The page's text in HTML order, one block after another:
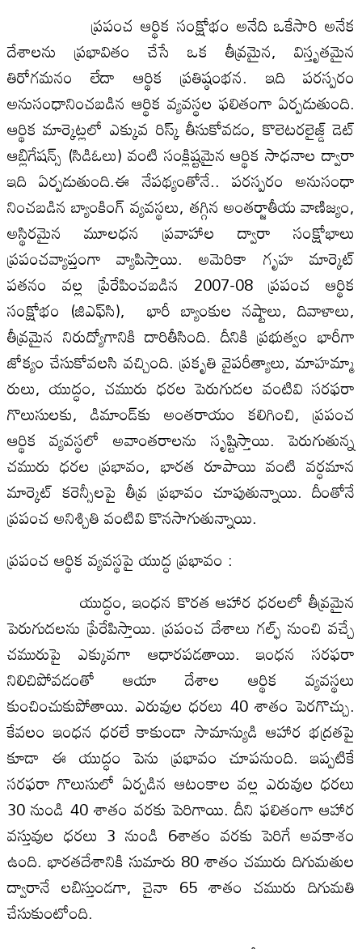
ప్రపంచ ఆర్థిక సంక్షోభం అనేది ఒకేసారి అనేక
దేశాలను ప్రభావితం చేసే ఒక తీవ్రమైన, విస్తృతమైన
తిరోగమనం లేదా ఆర్థిక‌ ప్రతిష్ఠంభ‌న‌. ఇది పరస్పరం
అనుసంధానించబడిన ఆర్థిక వ్యవస్థల ఫలితంగా ఏర్పడుతుంది.
ఆర్థిక మార్కెట్లలో ఎక్కువ రిస్క్ తీసుకోవడం, కొలెటరలైజ్డ్ డెట్
ఆబ్లిగేషన్స్ (సిడిఓలు) వంటి సంక్లిష్టమైన ఆర్థిక సాధనాల ద్వారా
ఇది ఏర్ప‌డుతుంది.ఈ నేప‌థ్యంతోనే.. పరస్పరం అనుసంధా
నించబడిన బ్యాంకింగ్ వ్యవస్థలు, తగ్గిన అంతర్జాతీయ వాణిజ్యం,
అస్థిరమైన మూలధన ప్రవాహాల ద్వారా సంక్షోభాలు
ప్రపంచవ్యాప్తంగా వ్యాపిస్తాయి. అమెరికా గృహ మార్కెట్
పతనం వల్ల ప్రేరేపించబడిన 2007-08 ప్రపంచ ఆర్థిక
సంక్షోభం (జిఎఫ్‌సి), భారీ బ్యాంకుల నష్టాలు, దివాళాలు,
తీవ్రమైన నిరుద్యోగానికి దారితీసింది. దీనికి ప్రభుత్వం భారీగా
జోక్యం చేసుకోవలసి వచ్చింది. ప్రకృతి వైపరీత్యాలు, మాహమ్మా
రులు, యుద్ధం, చమురు ధరల పెరుగుదల వంటివి సరఫరా
గొలుసులకు, డిమాండ్‌కు అంతరాయం కలిగించి, ప్రపంచ
ఆర్థిక వ్యవస్థలో అవాంతరాలను సృష్టిస్తాయి. పెరుగుతున్న
చమురు ధరల ప్రభావం, భారత రూపాయి వంటి వర్ధమాన
మార్కెట్ కరెన్సీలపై తీవ్ర ప్ర‌భావం చూపుతున్నాయి. దీంతోనే
ప్రపంచ అనిశ్చితి వంటివి కొనసాగుతున్నాయి.
ప్రపంచ ఆర్థిక వ్యవస్థపై యుద్ధ ప్రభావం :
యుద్ధం, ఇంధన కొర‌త‌ ఆహార ధరలలో తీవ్రమైన
పెరుగుదలను ప్రేరేపిస్తాయి. ప్రపంచ దేశాలు గల్ఫ్ నుంచి వచ్చే
చమురుపై ఎక్కువగా ఆధారపడతాయి. ఇంధన సరఫరా
నిలిచిపోవడంతో ఆయా దేశాల ఆర్థిక వ్యవస్థలు
కుంచించుకుపోతాయి. ఎరువుల ధ‌రలు 40 శాతం పెరగొచ్చు.
కేవలం ఇంధన ధరలే కాకుండా సామాన్యుడి ఆహార భద్రతపై
కూడా ఈ యుద్ధం పెను ప్రభావం చూపనుంది. ఇప్పటికే
సరఫరా గొలుసులో ఏర్పడిన ఆటంకాల వల్ల ఎరువుల ధరలు
30 నుండి 40 శాతం వరకు పెరిగాయి. దీని ఫలితంగా ఆహార
వస్తువుల ధరలు 3 నుండి 6శాతం వరకు పెరిగే అవకాశం
ఉంది. భారతదేశానికి సుమారు 80 శాతం చమురు దిగుమతుల
ద్వారానే లబిస్తుండగా, చైనా 65 శాతం చమురు దిగుమతి
చేసుకుంటోంది.